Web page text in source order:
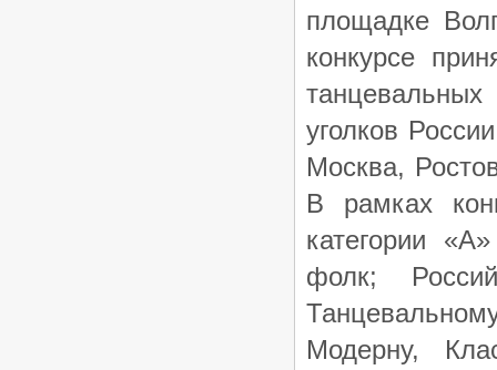
площадке
конкурсе
уголков
Москва,
В рамках
категории «А»
фолк; Р
Модерну,